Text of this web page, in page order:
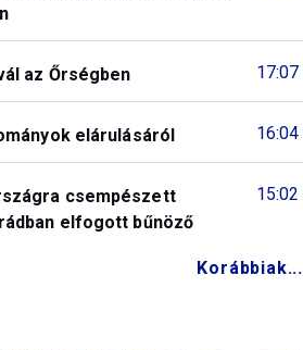
17:07
az Őrségben
16:04
elárulásáról
15:02
csempészett
elfogott bűnöző
Korábbiak...